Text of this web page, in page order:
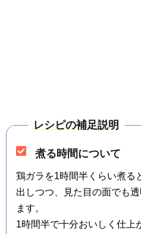
レシピの補足説明
煮る時間について
鶏ガラを1時間半くらい煮る
出しつつ、見た目の面でも
ます。
1時間半で十分おいしく仕上